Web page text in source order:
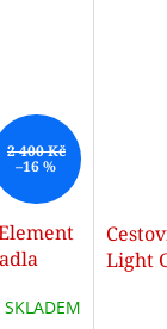
2 400 Kč
–16 %
SKLADEM
Light